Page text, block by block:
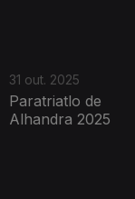
31 out. 2025
Paratriatlo de
Alhandra 2025